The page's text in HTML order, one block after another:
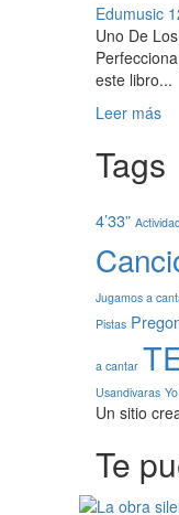
Edumusic
Uno De
este libro...
Leer más
Uno
Tags
4’33”
Jugamos a
Pistas
a cantar
Usandivaras
Un sitio
Te